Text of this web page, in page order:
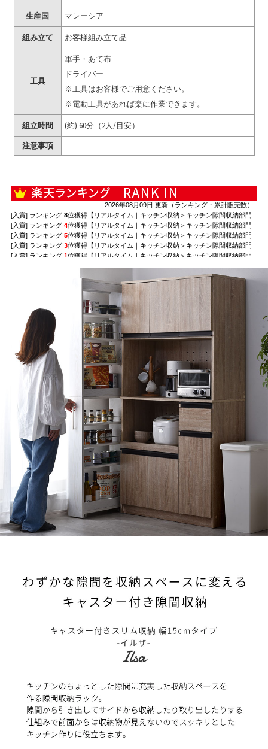
生産国 マレーシア
組み立て お客様組み立て品
工具
軍手・あて布
ドライバー
※工具はお客様でご用意ください。
※電動工具があれば楽に作業できます。
組立時間
(約) 60分（2人/目安）
注意事項